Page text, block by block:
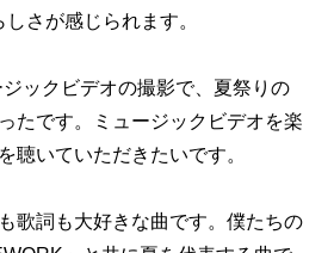
さが感じられます。
ジックビデオの撮影で、夏祭りの
たです。ミュージックビデオを楽
聴いていただきたいです。
歌詞も大好きな曲です。僕たちの